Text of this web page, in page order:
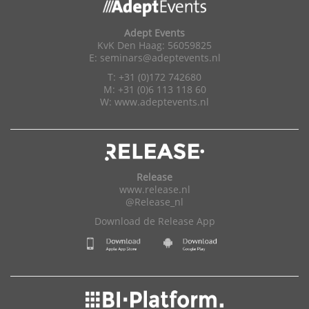
Adept Events
KvK Den Haag: 56059825
E: seminars@adeptevents.nl
T: +31 (0)172 742680
M: +31 (0)6 113 118 60
W: www.adeptevents.nl
Release
www.release.nl
@Release_nl
Download de Release App